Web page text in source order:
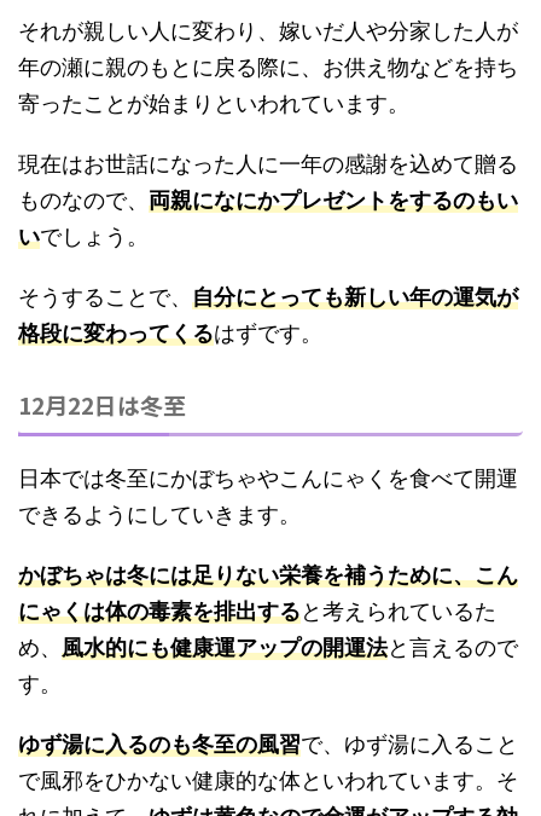
それが親しい人に変わり、嫁いだ人や分家した人が
年の瀬に親のもとに戻る際に、お供え物などを持ち
寄ったことが始まりといわれています。
現在はお世話になった人に一年の感謝を込めて贈る
ものなので、 両親になにかプレゼントをするのもい
いでしょう。
そうすることで、 自分にとっても新しい年の運気が
格段に変わってくるはずです。
12月22日は冬至
日本では冬至にかぼちゃやこんにゃくを食べて開運
できるようにしていきます。
かぼちゃは冬には足りない栄養を補うために、こん
にゃくは体の毒素を排出すると考えられているた
め、 風水的にも健康運アップの開運法と言えるので
す。
ゆず湯に入るのも冬至の風習で、ゆず湯に入ること
で風邪をひかない健康的な体といわれています。そ